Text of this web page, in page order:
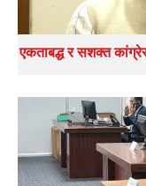
एकताबद्ध र सशक्त